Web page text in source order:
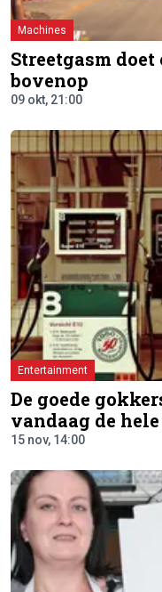
Machines
Streetgasm doet
bovenop
09 okt, 21:00
Entertainment
De goede
vandaag de
15 nov, 14:00